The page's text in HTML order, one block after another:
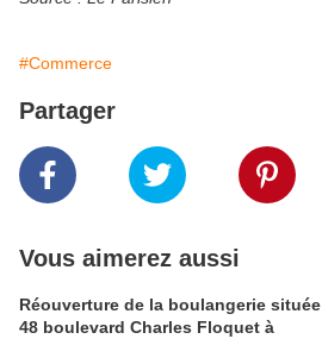
#Commerce
Partager
Vous aimerez aussi
Réouverture de la boulangerie située
48 boulevard Charles Floquet à